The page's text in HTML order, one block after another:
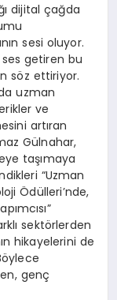
dijital çağda
sesi oluyor.
getiren bu
söz ettiriyor.
uzman
ve
artıran
Gülnahar,
taşımaya
“Uzman
Ödülleri’nde,
sektörlerden
hikayelerini de
genç